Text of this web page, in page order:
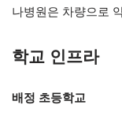
나병원은 차량으로
학교 인프라
배정 초등학교